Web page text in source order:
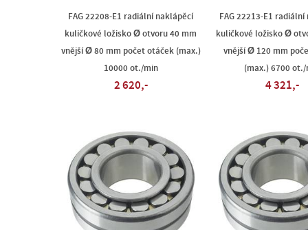
FAG 22208-E1 radiální naklápěcí
kuličkové ložisko Ø otvoru 40 mm
vnější Ø 80 mm počet otáček (max.)
10000 ot./min
2 620,-
FAG 22213-E1
kuličkové ložisko Ø
vnější Ø 120 mm
(max.) 6700 ot./
4 321,-